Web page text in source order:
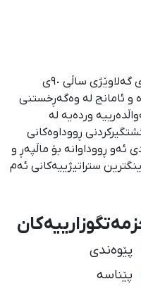
ئاژانسی هەواڵدەریی کوردستان، لە ١ی گەلاوێژی ساڵی ٩٠ی
و ئامانج لە وەگەڕخستنی
وردەیە لە
ڕووداوەكانی
ڕووداوانە بۆ ماڵپەڕ و
ستراتیژییەكانی ئەم
پێوەندی
پێناسە